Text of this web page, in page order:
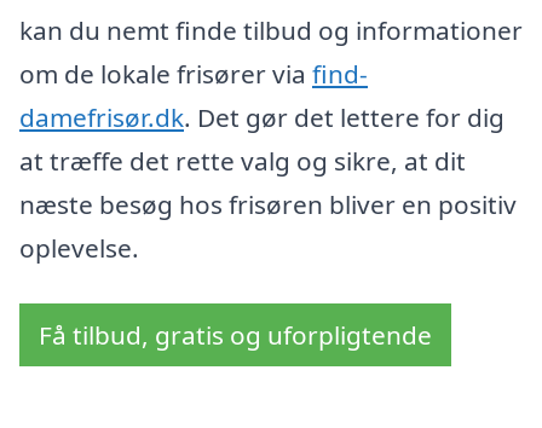
kan du nemt finde tilbud og informationer
om de lokale frisører via find-
damefrisør.dk. Det gør det lettere for dig
at træffe det rette valg og sikre, at dit
næste besøg hos frisøren bliver en positiv
oplevelse.
Få tilbud, gratis og uforpligtende